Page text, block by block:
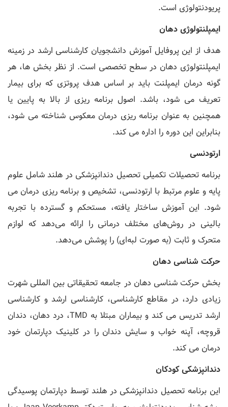
پریودنتولوژی است.
ایمپلنتولوژی دهان
هدف از این پروفایل آموزش دانشجویان کارشناسی ارشد در زمینه
ایمپلنتولوژی دهان در سطح تخصصی است. از نظر بخش ها، هر
گونه درمان ایمپلنت باید بر اساس هدف پروتزی که برای بیمار
تعریف می شود، باشد. اصول برنامه ریزی از بالا به پایین یا
همچنین به عنوان برنامه ریزی درمان معکوس شناخته می شود،
بنابراین این دوره را اداره می کند.
ارتودنسی
برنامه تحصیلات تکمیلی تحصیل دندانپزشکی در هلند شامل علوم
پایه و علوم مرتبط با ارتودنسی، تشخیص و برنامه ریزی درمان می
شود. این آموزش ساختار یافته، مستحکم و گسترده با تجربه
بالینی در روش‌های مختلف درمانی را ارائه می‌دهد که لوازم
متحرک و ثابت (به صورت لبه‌ای) را پوشش می‌دهد.
حرکت شناسی دهان
بخش حرکت شناسی دهان در جامعه تحقیقاتی بین المللی شهرت
زیادی دارد، در مقاطع کارشناسی، کارشناسی ارشد و کارشناسی
ارشد تدریس می کند و بیماران مبتلا به TMD، درد دهان، دندان
قروچه، آپنه خواب و سایش دندان را در کلینیک دپارتمان خود
درمان می کند.
دندانپزشکی کودکان
این برنامه تحصیل دندانپزشکی در هلند توسط دپارتمان پوسیدگی